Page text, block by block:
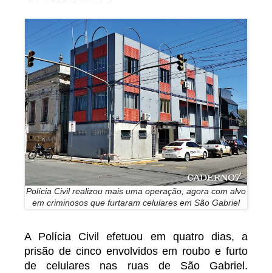
Polícia Civil realizou mais uma operação, agora com alvo
em criminosos que furtaram celulares em São Gabriel
A Polícia Civil efetuou em quatro dias, a
prisão de cinco envolvidos em roubo e furto
de celulares nas ruas de São Gabriel.